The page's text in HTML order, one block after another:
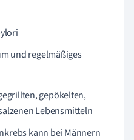
und regelmäßiges
gepökelten,
Lebensmitteln
kann bei Männern